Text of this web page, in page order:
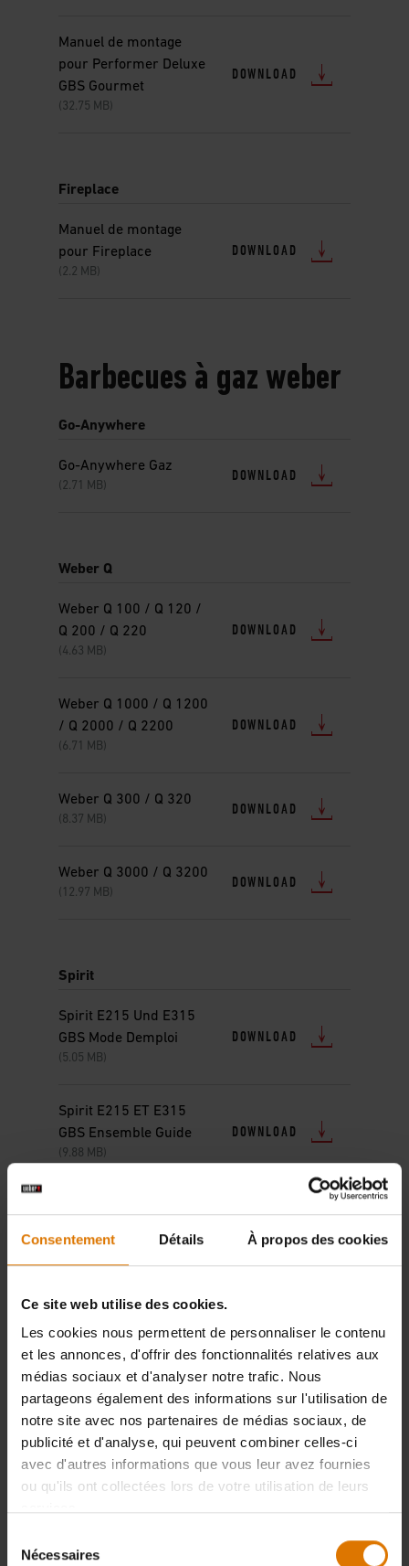
Consentement Détails À propos des cookies
Ce site web utilise des cookies.
Les cookies nous permettent de personnaliser le contenu
et les annonces, d'offrir des fonctionnalités relatives aux
médias sociaux et d'analyser notre trafic. Nous
partageons également des informations sur l'utilisation de
notre site avec nos partenaires de médias sociaux, de
publicité et d'analyse, qui peuvent combiner celles-ci
avec d'autres informations que vous leur avez fournies
ou qu'ils ont collectées lors de votre utilisation de leurs
Nécessaires
Manuel de montage
pour Performer Deluxe
GBS Gourmet
(32.75 MB)
DOWNLOAD
Fireplace
Manuel de montage
pour Fireplace
(2.2 MB)
DOWNLOAD
Barbecues à gaz weber
Go-Anywhere
Go-Anywhere Gaz
(2.71 MB)
DOWNLOAD
Weber Q
Weber Q 100 / Q 120 /
Q 200 / Q 220
(4.63 MB)
DOWNLOAD
Weber Q 1000 / Q 1200
/ Q 2000 / Q 2200
(6.71 MB)
DOWNLOAD
Weber Q 300 / Q 320
(8.37 MB)
DOWNLOAD
Weber Q 3000 / Q 3200
(12.97 MB)
DOWNLOAD
Spirit
Spirit E215 Und E315
GBS Mode Demploi
(5.05 MB)
DOWNLOAD
Spirit E215 ET E315
GBS Ensemble Guide
(9.88 MB)
DOWNLOAD
(5.9 MB)
DOWNLOAD
Spirit E225 ET E325
Spirit E 325 S GBS
Ensemble Guide
(8.22 MB)
DOWNLOAD
Spirit E325S GBS Mode
Demploi
DOWNLOAD